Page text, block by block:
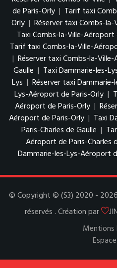
de Paris-Orly | Tarif taxi
Orly | Réserver taxi Combs-
Taxi Combs-la-Ville-Aéroport
Tarif taxi Combs-la-Ville-
| Réserver taxi Combs-la-
Gaulle | Taxi Dammarie-les-
Lys | Réserver taxi Dammarie-
Lys-Aéroport de Paris-Orly |
Aéroport de Paris-Orly |
Aéroport de Paris-Orly | Taxi
Paris-Charles de Gaulle |
Aéroport de Paris-Charles
Dammarie-les-Lys-Aéroport
© Copyright © (S3) 2020 -
réservés . Création par
Mentions